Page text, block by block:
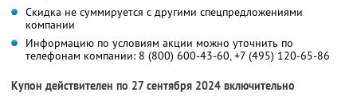
Скидка не суммируется с другими спецпредложениями
компании
Информацию по условиям акции можно уточнить по
телефонам компании: 8 (800) 600-43-60, +7 (495) 120-65-86
Купон действителен по 27 сентября 2024 включительно